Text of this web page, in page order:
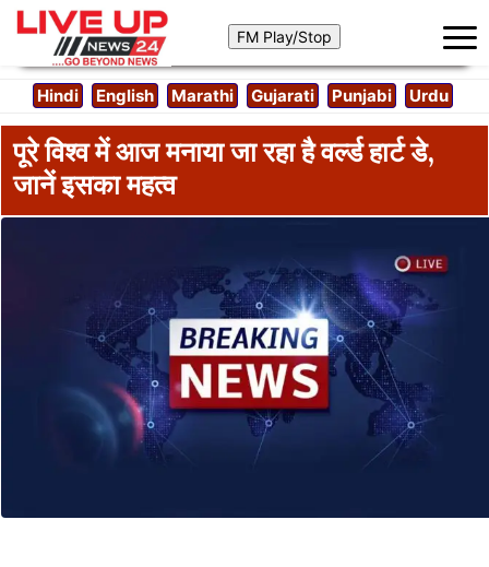
Hindi English Marathi Gujarati Punjabi Urdu
पूरे विश्व में आज मनाया जा रहा है वर्ल्ड हार्ट डे,
जानें इसका महत्व